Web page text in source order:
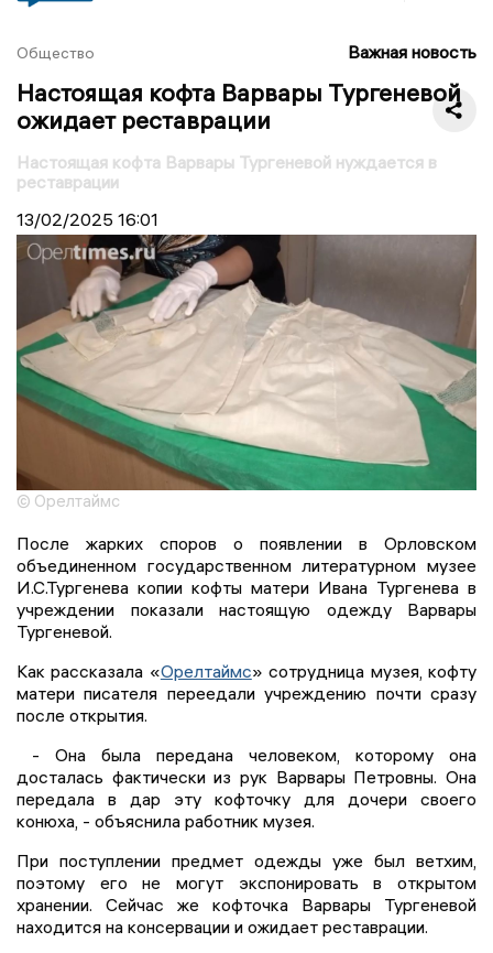
Общество Важная новость
Настоящая кофта Варвары Тургеневой
ожидает реставрации
Настоящая кофта Варвары Тургеневой нуждается в
реставрации
13/02/2025 16:01
© Орелтаймс
После жарких споров о появлении в Орловском
объединенном государственном литературном музее
И.С.Тургенева копии кофты матери Ивана Тургенева в
учреждении показали настоящую одежду Варвары
Тургеневой.
Как рассказала «Орелтаймс» сотрудница музея, кофту
матери писателя переедали учреждению почти сразу
после открытия.
- Она была передана человеком, которому она
досталась фактически из рук Варвары Петровны. Она
передала в дар эту кофточку для дочери своего
конюха, - объяснила работник музея.
При поступлении предмет одежды уже был ветхим,
поэтому его не могут экспонировать в открытом
хранении. Сейчас же кофточка Варвары Тургеневой
находится на консервации и ожидает реставрации.